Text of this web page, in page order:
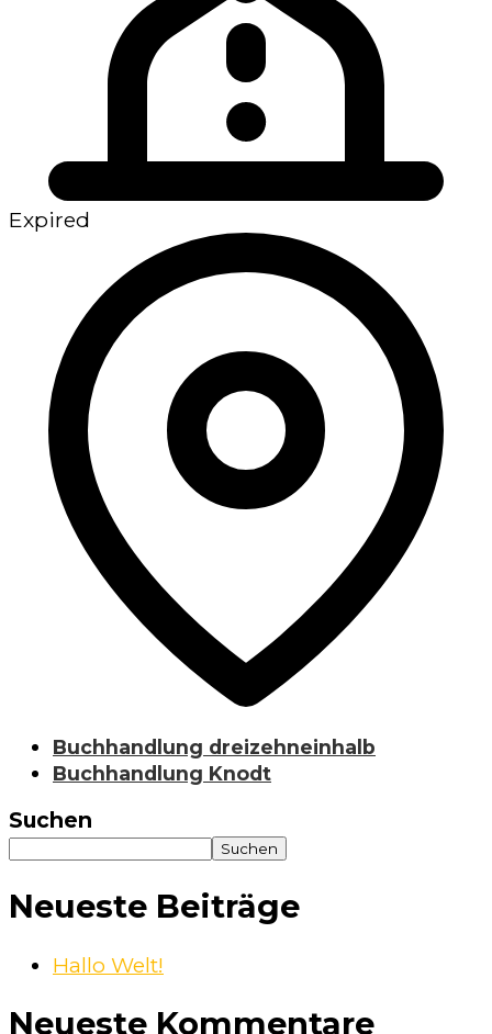
Expired
Buchhandlung dreizehneinhalb
Buchhandlung Knodt
Suchen
Suchen
Neueste Beiträge
Hallo Welt!
Neueste Kommentare